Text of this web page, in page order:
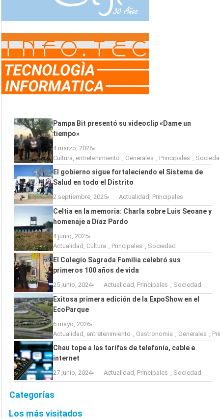
Pampa Bit presentó su videoclip «Dame un
tiempo»
4 marzo, 2026
Cultura, entretenimiento , Generales , Principales ,
El gobierno sigue fortaleciendo el Sistema de
Salud en todo el Distrito
2 septiembre, 2025 Actualidad , Principales
Celtia en la memoria: Charla sobre Luis Seoane y
homenaje a Díaz Pardo
4 junio, 2025
Actualidad , Cultura , Principales , Sociedad
El Colegio Sagrada Familia celebró sus
primeros 100 años de vida
25 junio, 2024 Actualidad , Principales , Sociedad
Exitosa primera edición de la ExpoShow en el
EcoParque
6 mayo, 2026
Actualidad , entretenimiento , Gastronomía , Generales ,
Chau tope a las tarifas de telefonía, cable e
internet
27 junio, 2024 Actualidad , Principales , Sociedad
Categorías
Los más visitados